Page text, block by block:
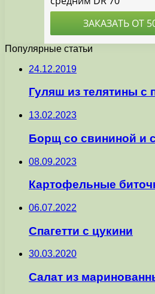
Популярные статьи
24.12.2019
Гуляш из телятины с
13.02.2023
Борщ со свининой и
08.09.2023
Картофельные
06.07.2022
Спагетти с цукини
30.03.2020
Салат из